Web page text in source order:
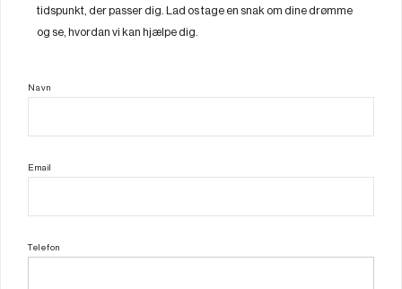
tidspunkt, der passer dig. Lad os tage en snak om dine drømme
og se, hvordan vi kan hjælpe dig.
Navn
Email
Telefon